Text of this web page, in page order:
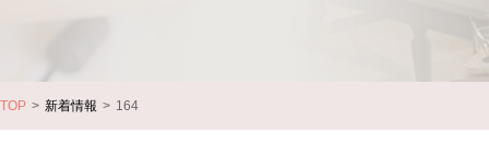
TOP 新着情報 164